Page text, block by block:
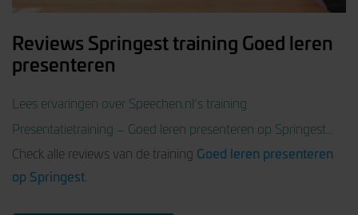
Reviews Springest training Goed leren
presenteren
Lees ervaringen over Speechen.nl’s training
Presentatietraining – Goed leren presenteren op Springest…
Check alle reviews van de training Goed leren presenteren
op Springest